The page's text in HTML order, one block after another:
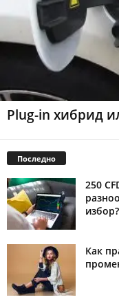
Plug-in хибрид
Последно
250
избор?
Как